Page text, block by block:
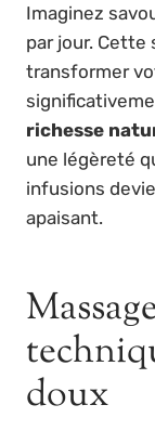
Imaginez
par jour. Cette
transformer
richesse
une légèreté
infusions
apaisant.
doux